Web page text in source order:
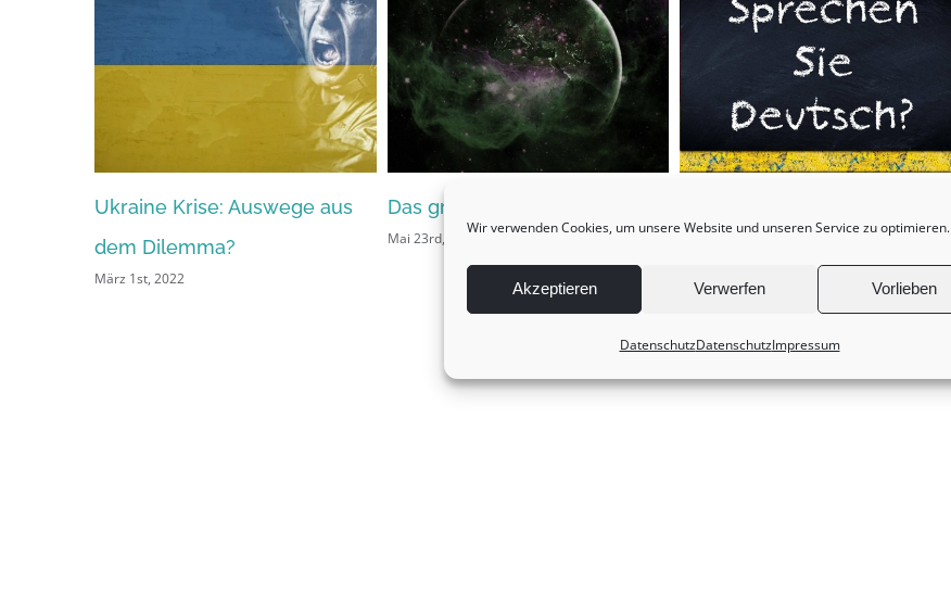
Wir verwenden Cookies, um unsere Website und unseren Service zu optimieren.
Akzeptieren Verwerfen Vorlieben
DatenschutzDatenschutzImpressum
Ukraine Krise: Auswege aus
dem Dilemma?
März 1st, 2022
Das grüne All
Mai 23rd, 2021
Fachkräfte mit Webseite auf
Oktober 12th, 2020